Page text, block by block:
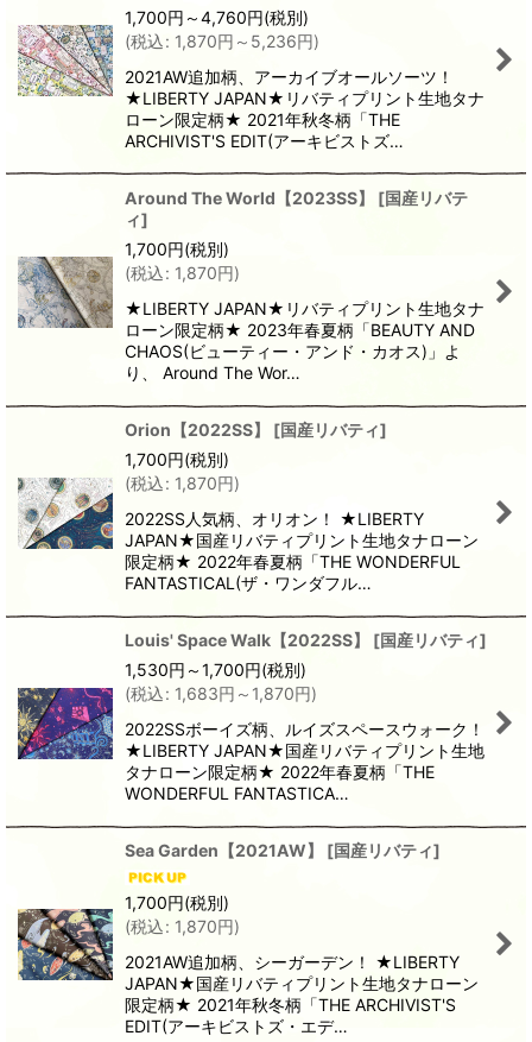
1,700円 ～4,760円(税別)
(税込: 1,870円 ～5,236円)
2021AW追加柄、アーカイブオールソーツ！
★LIBERTY JAPAN★リバティプリント生地タナ
ローン限定柄★ 2021年秋冬柄「THE
ARCHIVIST'S EDIT(アーキビストズ…
Around The World【2023SS】 [国産リバテ
ィ]
1,700円(税別)
(税込: 1,870円)
★LIBERTY JAPAN★リバティプリント生地タナ
ローン限定柄★ 2023年春夏柄「BEAUTY AND
CHAOS(ビューティー・アンド・カオス)」よ
り、 Around The Wor…
Orion【2022SS】 [国産リバティ]
1,700円(税別)
(税込: 1,870円)
2022SS人気柄、オリオン！ ★LIBERTY
JAPAN★国産リバティプリント生地タナローン
限定柄★ 2022年春夏柄「THE WONDERFUL
FANTASTICAL(ザ・ワンダフル…
Louis' Space Walk【2022SS】 [国産リバティ]
1,530円 ～1,700円(税別)
(税込: 1,683円 ～1,870円)
2022SSボーイズ柄、ルイズスペースウォーク！
★LIBERTY JAPAN★国産リバティプリント生地
タナローン限定柄★ 2022年春夏柄「THE
WONDERFUL FANTASTICA…
Sea Garden【2021AW】 [国産リバティ]
1,700円(税別)
(税込: 1,870円)
2021AW追加柄、シーガーデン！ ★LIBERTY
JAPAN★国産リバティプリント生地タナローン
限定柄★ 2021年秋冬柄「THE ARCHIVIST'S
EDIT(アーキビストズ・エデ…